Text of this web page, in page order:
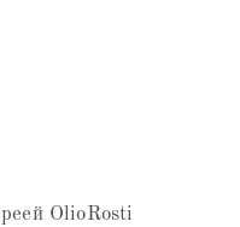
OlioRosti